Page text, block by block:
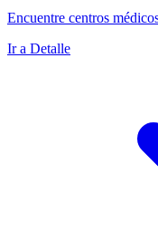
Encuentre centros
Ir a Detalle